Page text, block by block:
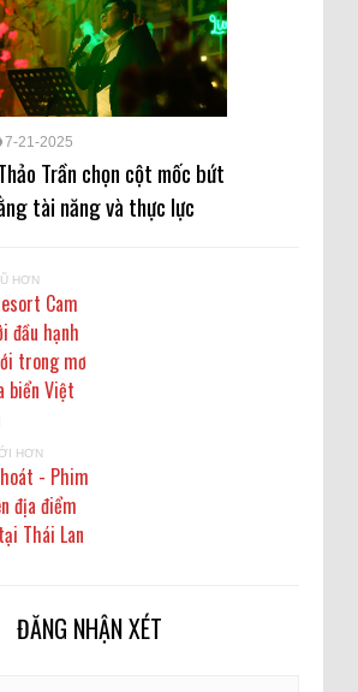
7-21-2025
Trần chọn cột mốc bứt
tài năng và thực lực
HƠN
Cam
đầu hạnh
trong mơ
biển Việt
HƠN
- Phim
địa điểm
Thái Lan
ĐĂNG NHẬN XÉT